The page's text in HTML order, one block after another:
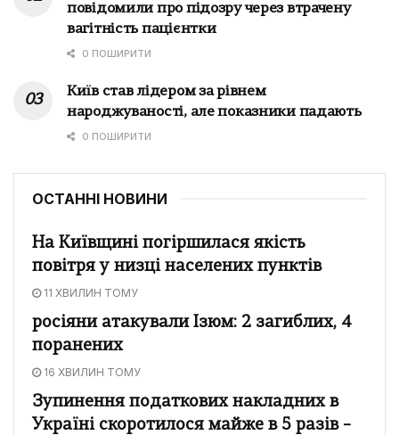
повідомили про підозру через втрачену
вагітність пацієнтки
0 ПОШИРИТИ
Київ став лідером за рівнем
народжуваності, але показники падають
0 ПОШИРИТИ
ОСТАННІ НОВИНИ
На Київщині погіршилася якість
повітря у низці населених пунктів
11 ХВИЛИН ТОМУ
росіяни атакували Ізюм: 2 загиблих, 4
поранених
16 ХВИЛИН ТОМУ
Зупинення податкових накладних в
Україні скоротилося майже в 5 разів –